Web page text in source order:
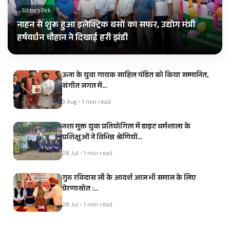
Editor's Pick
नाहन से शुरू हुआ इलेक्ट्रिक बसों का सफर, उद्योग मंत्री
हर्षवर्धन चौहान ने दिखाई हरी झंडी
ऊना के युवा गायक साहिल पंडित को किया सम्मानित,
संगीत जगत में…
3 Aug • 1 min read
नशा मुक्त युवा प्रतियोगिता में डाइट धर्मशाला के
प्रशिक्षुओं ने विभिन्न श्रेणियों…
28 Jul • 1 min read
गुरु रविदास जी के आदर्श आज भी समाज के लिए
प्रेरणास्रोत :…
28 Jul • 1 min read